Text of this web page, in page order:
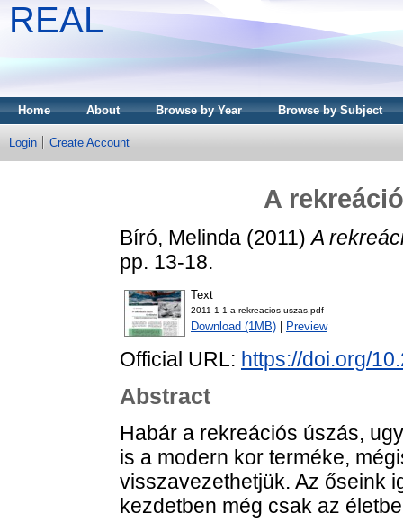
REAL
Home About Browse by Year Browse by Subject
Login Create Account
A
Bíró, Melinda (2011)A
pp. 13-18.
Text
2011 1-1 a rekreacios uszas.pdf
Download (1MB) Preview
Official URL: https://doi.org/
Abstract
Habár a rekreációs úszás,
is a modern kor terméke,
visszavezethetjük. Az őseink
kezdetben még csak az